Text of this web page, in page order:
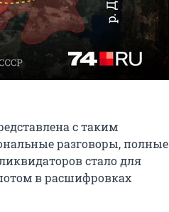
с таким
разговоры, полные
стало для
в расшифровках